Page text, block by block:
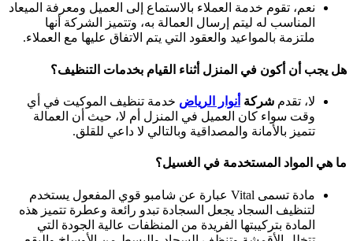
نعم، تقوم خدمة العملاء بالاستماع إلى العميل ومعرفة الميعاد
المناسب له ليتم إرسال العمالة به، وتتميز الشركة أنها
ملتزمة بالمواعيد والعقود التي يتم الاتفاق عليها مع العملاء.
هل يجب أن أكون في المنزل أثناء القيام بخدمات التنظيف؟
لا، تقدم شركة أنوار الرياض خدمة تنظيف الموكيت في أي
وقت سواء كان العميل في المنزل أم لا، حيث أن العمالة
تتميز بالأمانة والمصداقية وبالتالي لا داعي للقلق.
ما هي المواد المستخدمة في الغسيل؟
مادة تسمى Vital عبارة عن شامبو قوي المفعول يستخدم
لتنظيف السجاد يجعل السجادة تبدو رائعة وعطرة تتميز هذه
المادة بتركيبتها الفريدة من المنظفات عالية الجودة التي